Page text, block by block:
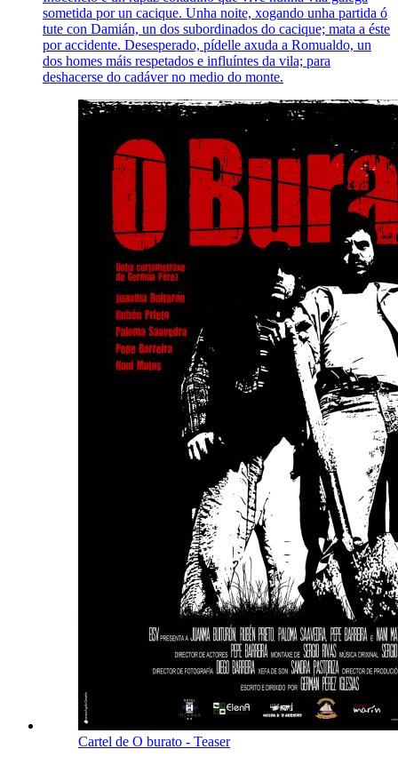
sometida por un cacique. Unha noite, xogando unha partida ó
tute con Damián, un dos subordinados do cacique; mata a éste
por accidente. Desesperado, pídelle axuda a Romualdo, un
dos homes máis respetados e influíntes da vila; para
deshacerse do cadáver no medio do monte.
Cartel de O burato - Teaser